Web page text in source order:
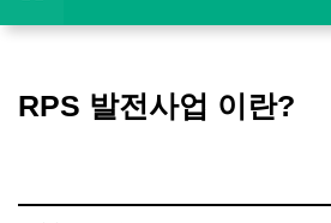
RPS 발전사업 이란?